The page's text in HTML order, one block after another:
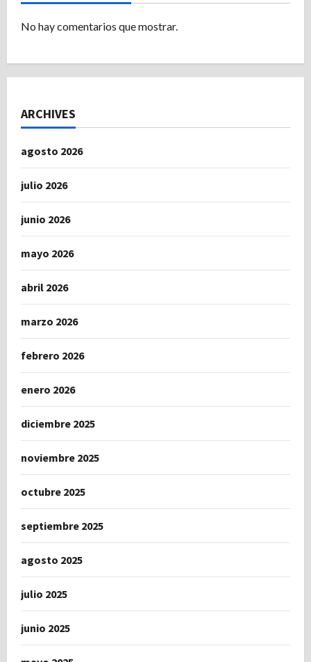
No hay comentarios que mostrar.
ARCHIVES
agosto 2026
julio 2026
junio 2026
mayo 2026
abril 2026
marzo 2026
febrero 2026
enero 2026
diciembre 2025
noviembre 2025
octubre 2025
septiembre 2025
agosto 2025
julio 2025
junio 2025